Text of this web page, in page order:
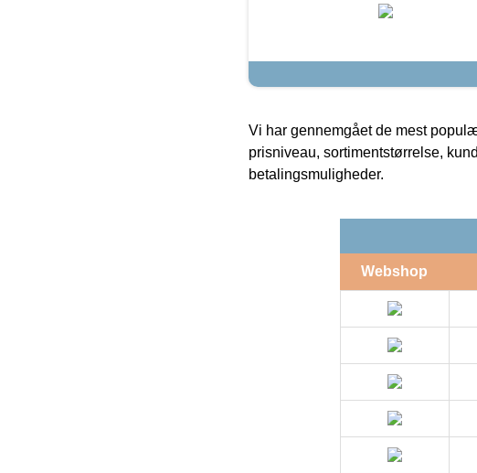
Vi har gennemgået de mest
prisniveau, sortimentstørrelse,
betalingsmuligheder.
Webshop